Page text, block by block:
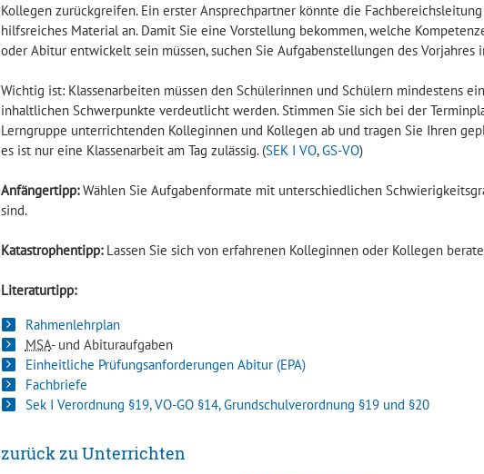
Kollegen zurückgreifen. Ein erster Ansprechpartner könnte die
hilfsreiches Material an. Damit Sie eine Vorstellung bekommen, welche
oder Abitur entwickelt sein müssen, suchen Sie Aufgabenstellungen des Vorjahres
Wichtig ist: Klassenarbeiten müssen den Schülerinnen und Schülern mindestens
inhaltlichen Schwerpunkte verdeutlicht werden. Stimmen Sie sich bei der
Lerngruppe unterrichtenden Kolleginnen und Kollegen ab und tragen Sie Ihren
es ist nur eine Klassenarbeit am Tag zulässig. (SEK I VO,GS-VO)
Anfängertipp:Wählen Sie Aufgabenformate mit unterschiedlichen
sind.
Katastrophentipp:Lassen Sie sich von erfahrenen Kolleginnen oder Kollegen
Literaturtipp:
Rahmenlehrplan
MSA- und Abituraufgaben
Einheitliche Prüfungsanforderungen Abitur (EPA)
Fachbriefe
Sek I Verordnung §19, VO-GO §14, Grundschulverordnung §19 und §20
zurück zu Unterrichten